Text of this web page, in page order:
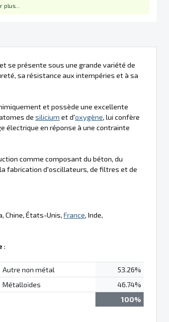
se présente sous une grande variété de
sa résistance aux intempéries et à sa
et possède une excellente
de silicium et d'oxygène, lui confère
électrique en réponse à une contrainte
comme composant du béton, du
fabrication d'oscillateurs, de filtres et de
Chine, États-Unis, France, Inde,
:
Autre non métal
53.26%
Métalloïdes
46.74%
100%